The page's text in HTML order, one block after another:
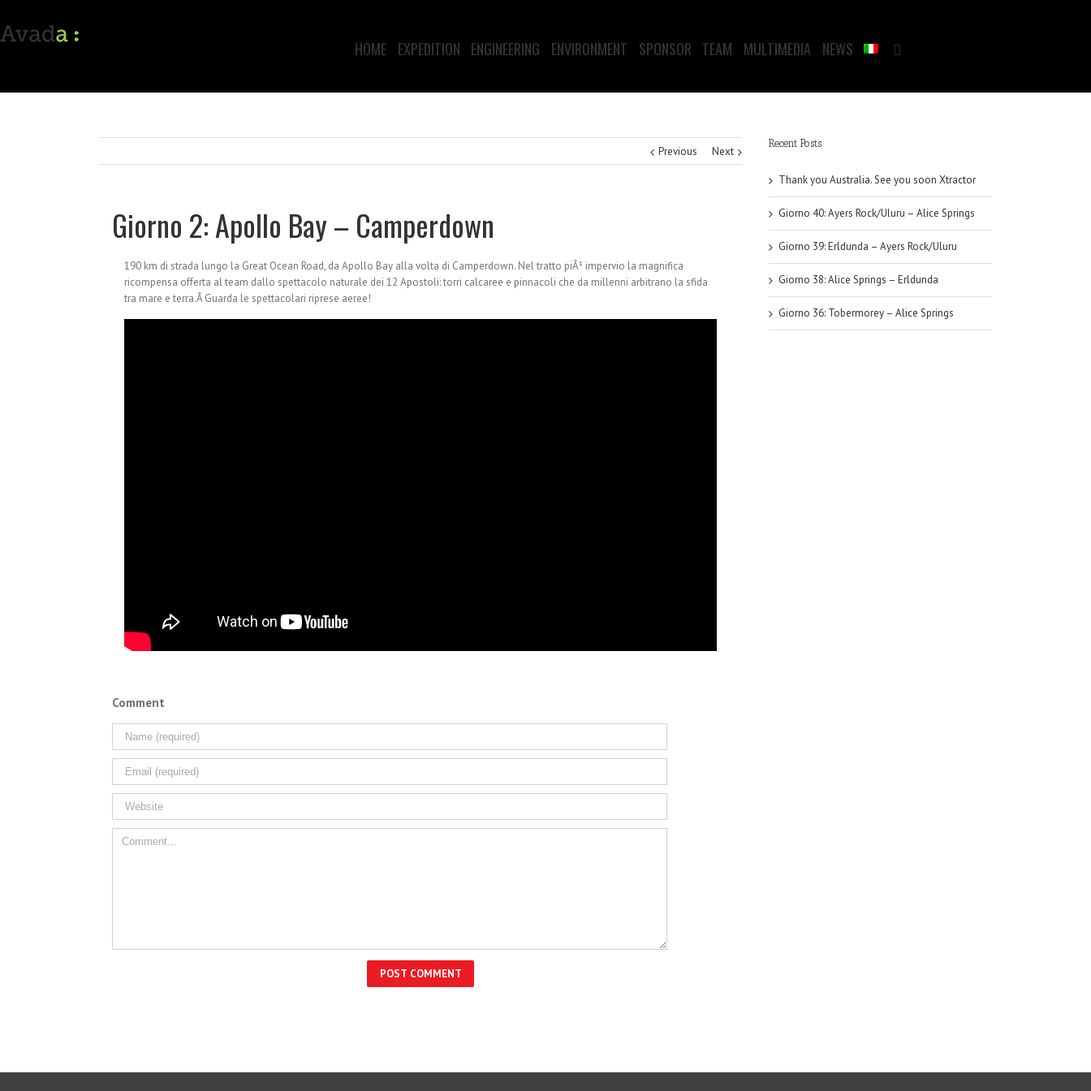
HOME EXPEDITION ENGINEERING ENVIRONMENT SPONSOR TEAM MULTIMEDIA NEWS
Previous Next
Giorno 2: Apollo Bay – Camperdown
190 km di strada lungo la Great Ocean Road, da Apollo Bay alla volta di Camperdown. Nel tratto piÃ¹ impervio la magnifica
ricompensa offerta al team dallo spettacolo naturale dei 12 Apostoli: torri calcaree e pinnacoli che da millenni arbitrano la sfida
tra mare e terra.Â Guarda le spettacolari riprese aeree!
Comment
Recent Posts
Thank you Australia. See you soon Xtractor
Giorno 40: Ayers Rock/Uluru – Alice Springs
Giorno 39: Erldunda – Ayers Rock/Uluru
Giorno 38: Alice Springs – Erldunda
Giorno 36: Tobermorey – Alice Springs